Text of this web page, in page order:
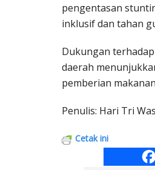
pengentasan
inklusif dan tahan
Dukungan
daerah
pemberian
Penulis: Hari Tri
Cetak ini